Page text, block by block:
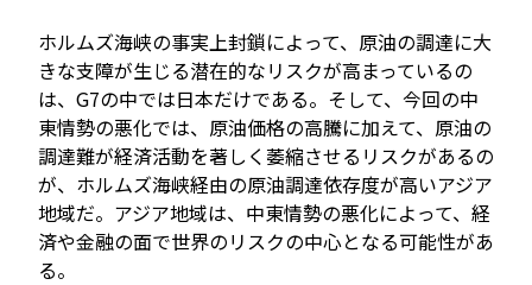
ホルムズ海峡の事実上封鎖によって、原油の調達に大
きな支障が生じる潜在的なリスクが高まっているの
は、G7の中では日本だけである。そして、今回の中
東情勢の悪化では、原油価格の高騰に加えて、原油の
調達難が経済活動を著しく萎縮させるリスクがあるの
が、ホルムズ海峡経由の原油調達依存度が高いアジア
地域だ。アジア地域は、中東情勢の悪化によって、経
済や金融の面で世界のリスクの中心となる可能性があ
る。